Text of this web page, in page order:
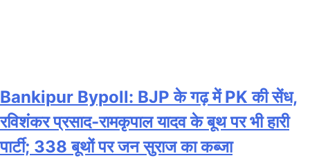
Bankipur Bypoll: BJP के गढ़ में PK की सेंध,
रविशंकर प्रसाद-रामकृपाल यादव के बूथ पर भी हारी
पार्टी; 338 बूथों पर जन सुराज का कब्जा